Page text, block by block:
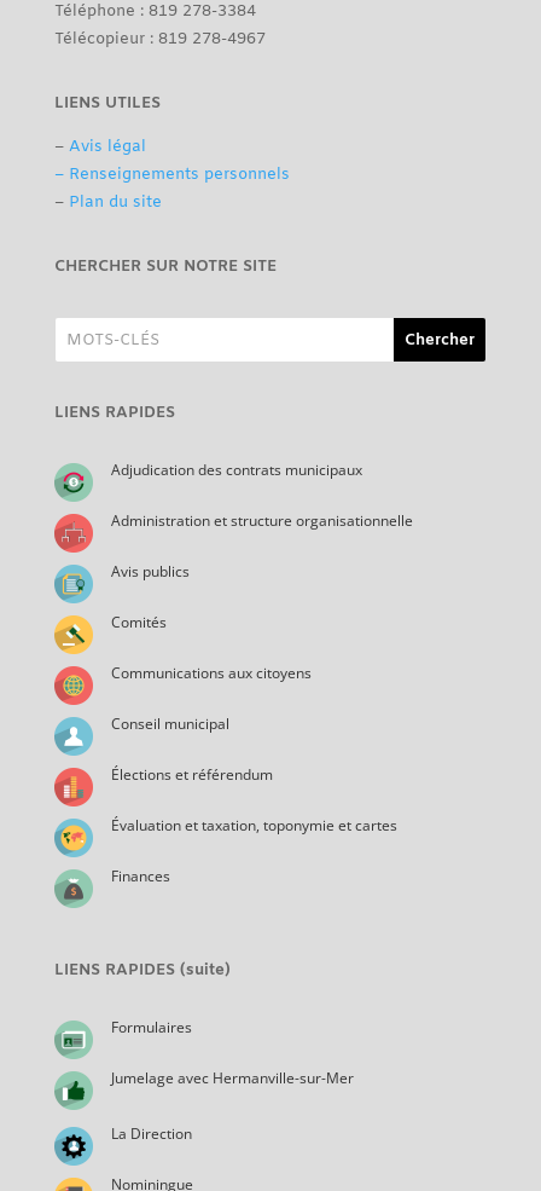
Téléphone : 819 278-3384
Télécopieur : 819 278-4967
LIENS UTILES
– Avis légal
– Renseignements personnels
– Plan du site
CHERCHER SUR NOTRE SITE
LIENS RAPIDES
Adjudication des contrats municipaux
Administration et structure organisationnelle
Avis publics
Comités
Communications aux citoyens
Conseil municipal
Élections et référendum
Évaluation et taxation, toponymie et cartes
Finances
LIENS RAPIDES (suite)
Formulaires
Jumelage avec Hermanville-sur-Mer
La Direction
Nominingue